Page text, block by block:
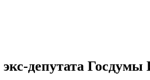
депутата